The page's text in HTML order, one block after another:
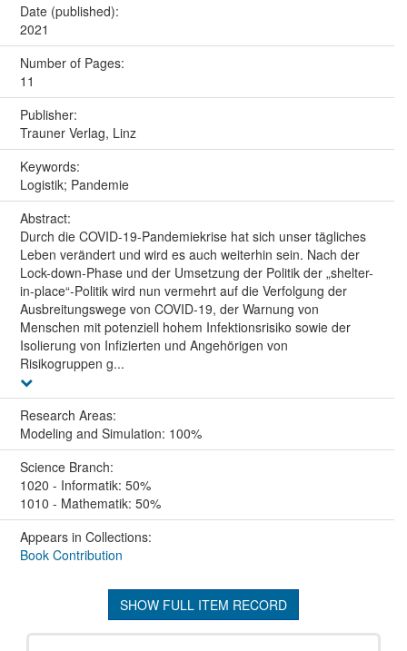
Date (published):
2021
Number of Pages:
11
Publisher:
Trauner Verlag, Linz
Keywords:
Logistik; Pandemie
Abstract:
Durch die COVID-19-Pandemiekrise hat sich unser tägliches
Leben verändert und wird es auch weiterhin sein. Nach der
Lock-down-Phase und der Umsetzung der Politik der „shelter-
in-place“-Politik wird nun vermehrt auf die Verfolgung der
Ausbreitungswege von COVID-19, der Warnung von
Menschen mit potenziell hohem Infektionsrisiko sowie der
Isolierung von Infizierten und Angehörigen von
Risikogruppen g...
Research Areas:
Modeling and Simulation: 100%
Science Branch:
1020 - Informatik: 50%
1010 - Mathematik: 50%
Appears in Collections:
Book Contribution
SHOW FULL ITEM RECORD